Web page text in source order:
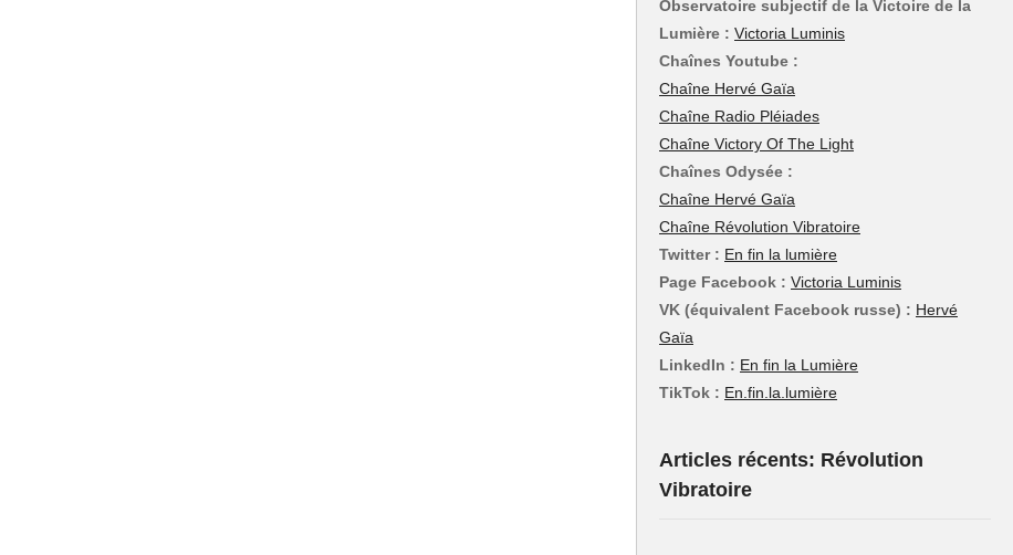
Observatoire subjectif de la Victoire de la
Lumière : Victoria Luminis
Chaînes Youtube :
Chaîne Hervé Gaïa
Chaîne Radio Pléiades
Chaîne Victory Of The Light
Chaînes Odysée :
Chaîne Hervé Gaïa
Chaîne Révolution Vibratoire
Twitter : En fin la lumière
Page Facebook : Victoria Luminis
VK (équivalent Facebook russe) : Hervé
Gaïa
LinkedIn : En fin la Lumière
TikTok : En.fin.la.lumière
Articles récents: Révolution
Vibratoire